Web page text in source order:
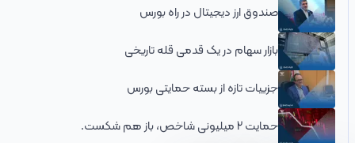
صندوق ارز دیجیتال در راه بورس
بازار سهام در یک قدمی قله تاریخی
جزییات تازه از بسته حمایتی بورس
حمایت 2 میلیونی شاخص، باز هم شکست.